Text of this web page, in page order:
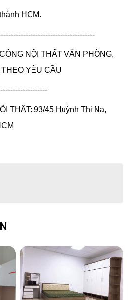
HCM.
NỘI THẤT VĂN PHÒNG,
YÊU CẦU
THẤT: 93/45 Huỳnh Thị Na,